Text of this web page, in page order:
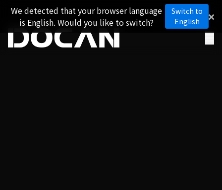
We detected that your browser language
is English. Would you like to switch?
Switch to
English